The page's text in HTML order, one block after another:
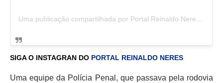
Uma publicação compartilhada por Portal Reinaldo Neres (@portal.reinaldoneres.com.
SIGA O INSTAGRAN DO PORTAL REINALDO NERES
Uma equipe da Polícia Penal, que passava pela rodovia